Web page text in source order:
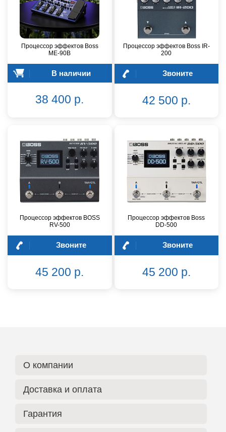
Процессор эффектов Boss
ME-90B
В наличии
38 400 р.
Процессор эффектов Boss IR-
200
Звоните
42 500 р.
Процессор эффектов BOSS
RV-500
Звоните
45 200 р.
Процессор эффектов Boss
DD-500
Звоните
45 200 р.
О компании
Доставка и оплата
Гарантия